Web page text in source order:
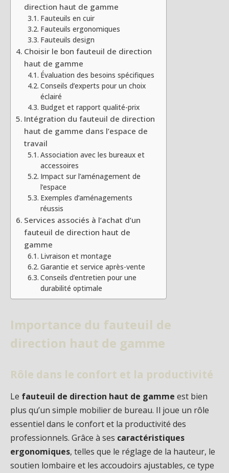
direction haut de gamme
Fauteuils en cuir
Fauteuils ergonomiques
Fauteuils design
Choisir le bon fauteuil de direction
haut de gamme
Évaluation des besoins spécifiques
Conseils d’experts pour un choix
éclairé
Budget et rapport qualité-prix
Intégration du fauteuil de direction
haut de gamme dans l’espace de
travail
Association avec les bureaux et
accessoires
Impact sur l’aménagement de
l’espace
Exemples d’aménagements
réussis
Services associés à l’achat d’un
fauteuil de direction haut de
gamme
Livraison et montage
Garantie et service après-vente
Conseils d’entretien pour une
durabilité optimale
Importance du fauteuil de
direction haut de gamme
Rôle dans le confort et la productivité
Le fauteuil de direction haut de gamme est bien
plus qu’un simple mobilier de bureau. Il joue un rôle
essentiel dans le confort et la productivité des
professionnels. Grâce à ses caractéristiques
ergonomiques, telles que le réglage de la hauteur, le
soutien lombaire et les accoudoirs ajustables, ce type